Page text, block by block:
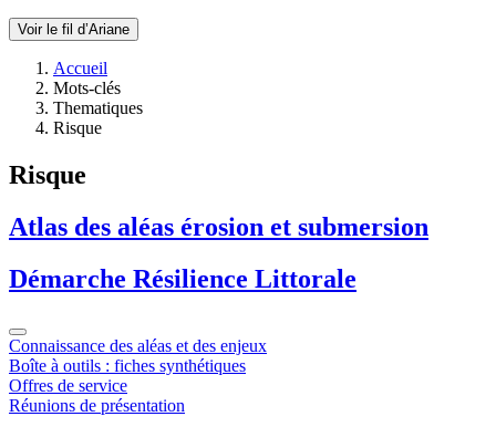
Voir le fil d’Ariane
Accueil
Mots-clés
Thematiques
Risque
Risque
Atlas des aléas érosion et submersion
Démarche Résilience Littorale
Connaissance des aléas et des enjeux
Boîte à outils : fiches synthétiques
Offres de service
Réunions de présentation